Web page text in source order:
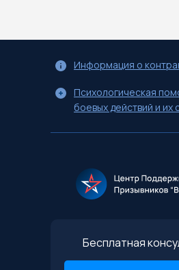
Бесплатная
Информация о
Психологическая
боевых действий и их